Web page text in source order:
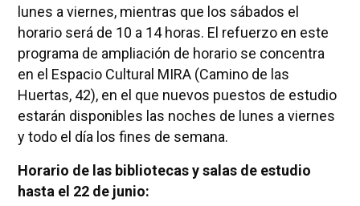
lunes a viernes, mientras que los sábados el
horario será de 10 a 14 horas. El refuerzo en este
programa de ampliación de horario se concentra
en el Espacio Cultural MIRA (Camino de las
Huertas, 42), en el que nuevos puestos de estudio
estarán disponibles las noches de lunes a viernes
y todo el día los fines de semana.
Horario de las bibliotecas y salas de estudio
hasta el 22 de junio: